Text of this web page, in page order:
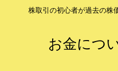
株取引の初心者が過去の株
お金につ